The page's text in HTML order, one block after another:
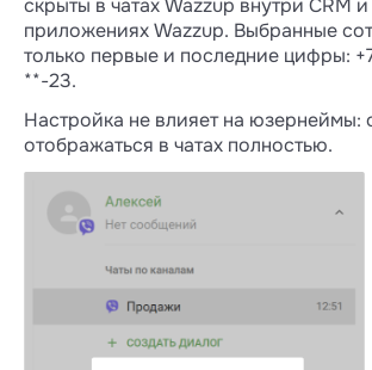
скрыты в чатах Wazzup внутри CRM и
приложениях Wazzup. Выбранные
только первые и последние цифры:
**-23.
Настройка не влияет на юзернеймы:
отображаться в чатах полностью.